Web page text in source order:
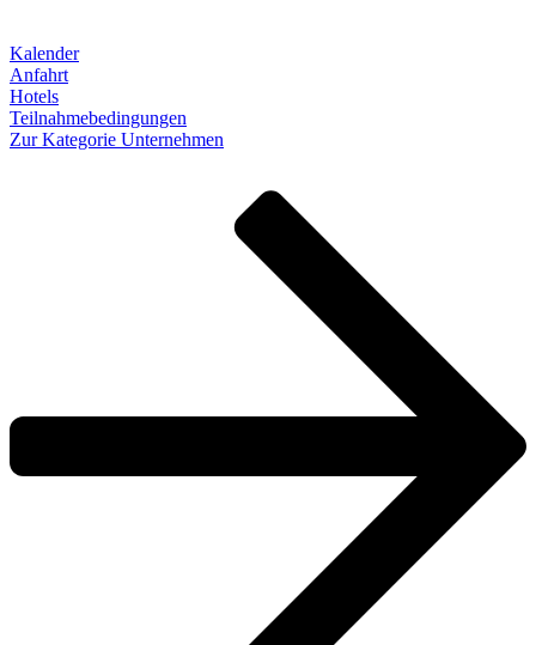
Kalender
Anfahrt
Hotels
Teilnahmebedingungen
Zur Kategorie Unternehmen